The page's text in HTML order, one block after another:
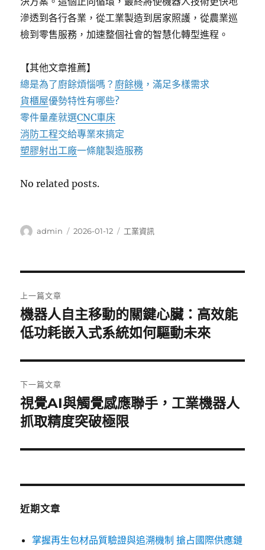
滲透到各行各業，從工業製造到居家照護，從農業巡
檢到零售服務，加速整個社會的智慧化轉型進程。
【其他文章推薦】
總是為了廚餘煩惱嗎？ 廚餘機 ，滿足多樣需求
貨櫃屋優勢特性有哪些?
零件量產就選CNC車床
消防工程交給專業來搞定
塑膠射出工廠一條龍製造服務
No related posts.
作
admin
發
2026-01-12
分
工業資訊
章
導
覽
上一篇文章
上
一
文
章:
機器人自主移動的關鍵心臟：高效能
低功耗嵌入式系統如何驅動未來
下一篇文章
下
一
文
視覺AI與觸覺感應聯手，工業機器人
抓取精度突破極限
近期文章
掌握再生包材品質驗證與追溯機制 搶占國際供應鏈